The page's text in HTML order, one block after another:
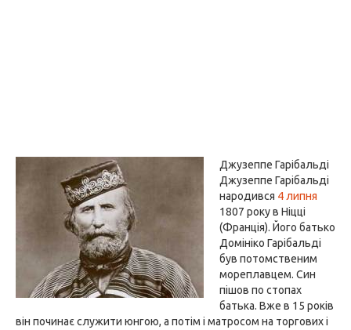
Джузеппе Гарібальді
Джузеппе Гарібальді
народився 4 липня
1807 року в Ніцці
(Франція). Його батько
Домініко Гарібальді
був потомственим
мореплавцем. Син
пішов по стопах
батька. Вже в 15 років
він починає служити юнгою, а потім і матросом на торгових і